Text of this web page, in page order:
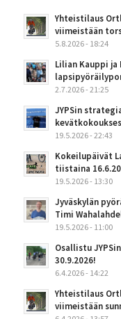
Yhteistilaus
viimeistään
5.8.2026 - 18:24
Lilian Kauppi ja
2.7.2026 - 21:25
JYPSin
19.5.2026 - 22:43
Kokeilupäivät
tiistaina
19.5.2026 - 13:30
Jyväskylän
Timi
19.5.2026 - 11:00
Osallistu
30.9.2026!
6.4.2026 - 14:22
Yhteistilaus
viimeistään